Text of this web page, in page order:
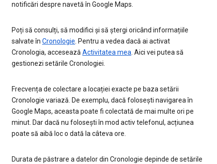
notificări despre navetă în Google Maps.
Poți să consulți, să modifici și să ștergi oricând informațiile
salvate în Cronologie. Pentru a vedea dacă ai activat
Cronologia, accesează Activitatea mea. Aici vei putea să
gestionezi setările Cronologiei.
Frecvența de colectare a locației exacte pe baza setării
Cronologie variază. De exemplu, dacă folosești navigarea în
Google Maps, aceasta poate fi colectată de mai multe ori pe
minut. Dar dacă nu folosești în mod activ telefonul, acțiunea
poate să aibă loc o dată la câteva ore.
Durata de păstrare a datelor din Cronologie depinde de setările